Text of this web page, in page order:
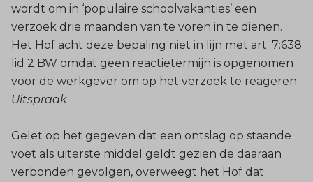
wordt om in ‘populaire schoolvakanties’ een
verzoek drie maanden van te voren in te dienen.
Het Hof acht deze bepaling niet in lijn met art. 7:638
lid 2 BW omdat geen reactietermijn is opgenomen
voor de werkgever om op het verzoek te reageren.
Uitspraak
Gelet op het gegeven dat een ontslag op staande
voet als uiterste middel geldt gezien de daaraan
verbonden gevolgen, overweegt het Hof dat